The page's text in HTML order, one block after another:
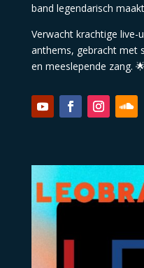
band legendarisch
Verwacht krachtige live-
anthems, gebracht met
en meeslepende zang. 🌟